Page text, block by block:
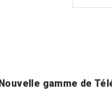
Nouvelle gamme de